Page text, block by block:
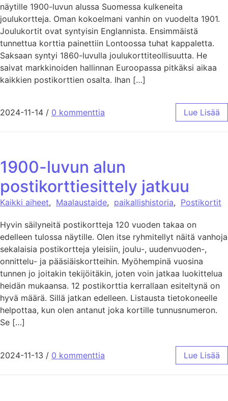
näytille 1900-luvun alussa Suomessa kulkeneita
joulukortteja. Oman kokoelmani vanhin on vuodelta 1901.
Joulukortit ovat syntyisin Englannista. Ensimmäistä
tunnettua korttia painettiin Lontoossa tuhat kappaletta.
Saksaan syntyi 1860-luvulla joulukorttiteollisuutta. He
saivat markkinoiden hallinnan Euroopassa pitkäksi aikaa
kaikkien postikorttien osalta. Ihan […]
2024-11-14 / 0 kommenttia Lue Lisää
1900-luvun alun
postikorttiesittely jatkuu
Kaikki aiheet, Maalaustaide, paikallishistoria, Postikortit
Hyvin säilyneitä postikortteja 120 vuoden takaa on
edelleen tulossa näytille. Olen itse ryhmitellyt näitä vanhoja
sekalaisia postikortteja yleisiin, joulu-, uudenvuoden-,
onnittelu- ja pääsiäiskortteihin. Myöhempinä vuosina
tunnen jo joitakin tekijöitäkin, joten voin jatkaa luokittelua
heidän mukaansa. 12 postikorttia kerrallaan esiteltynä on
hyvä määrä. Sillä jatkan edelleen. Listausta tietokoneelle
helpottaa, kun olen antanut joka kortille tunnusnumeron.
Se […]
2024-11-13 / 0 kommenttia Lue Lisää